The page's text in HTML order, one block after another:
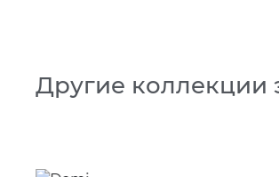
Другие коллекции